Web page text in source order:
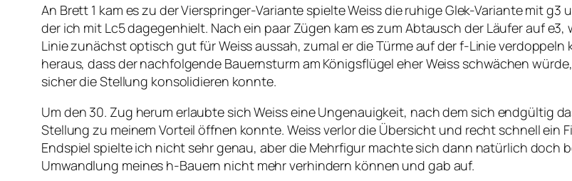
An Brett 1 kam es zu der Vierspringer-Variante spielte Weiss die ruhige Glek-Variante mit g3
der ich mit Lc5 dagegenhielt. Nach ein paar Zügen kam es zum Abtausch der Läufer auf
Linie zunächst optisch gut für Weiss aussah, zumal er die Türme auf der f-Linie verdoppeln
heraus, dass der nachfolgende Bauernsturm am Königsflügel eher Weiss schwächen
sicher die Stellung konsolidieren konnte.
Um den 30. Zug herum erlaubte sich Weiss eine Ungenauigkeit, nach dem sich endgültig
Stellung zu meinem Vorteil öffnen konnte. Weiss verlor die Übersicht und recht schnell ein
Endspiel spielte ich nicht sehr genau, aber die Mehrfigur machte sich dann natürlich doch
Umwandlung meines h-Bauern nicht mehr verhindern können und gab auf.